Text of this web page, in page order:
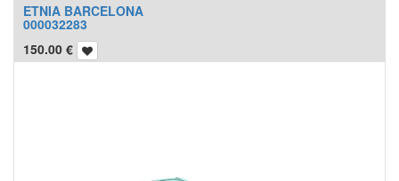
ETNIA BARCELONA
000032283
150.00 €